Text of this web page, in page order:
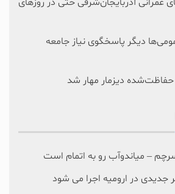
دیگر پاسخگوی نیاز جامعه
دیزمار مهار شد
– میاندوآب رو به اتمام است
جدیدی در ارومیه اجرا می شود